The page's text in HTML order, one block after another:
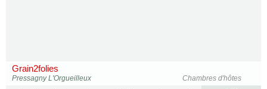
Grain2folies
Chambres d'hôtes
Pressagny L'Orgueilleux